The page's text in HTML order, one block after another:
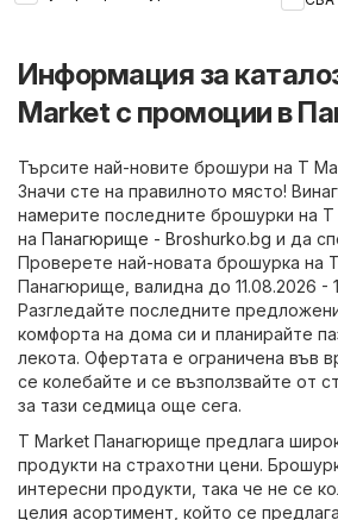
Информация за
Market с промоции в
Търсите най-новите брошури на T
Значи сте на правилното място!
намерите последните брошурки на
на Панагюрище - Broshurko.bg и да
Проверете най-новата брошурка на
Панагюрище, валидна до 11.08.2026 -
Разгледайте последните
комфорта на дома си и планирайте
лекота. Офертата е ограничена във
се колебайте и се възползвайте от
за тази седмица още сега.
T Market Панагюрище предлага
продукти на страхотни цени.
интересни продукти, така че не се
целия асортимент, който се